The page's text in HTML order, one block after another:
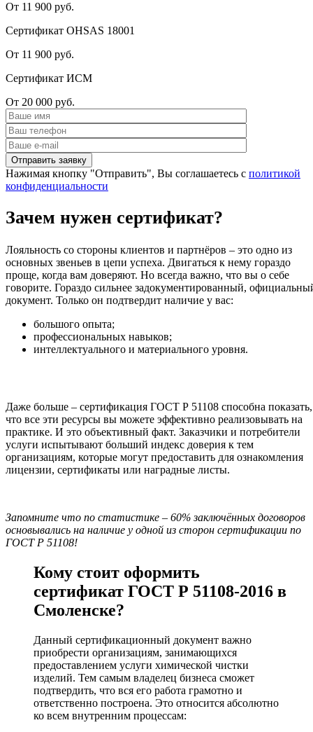
От 11 900 руб.
Сертификат OHSAS 18001
От 11 900 руб.
Сертификат ИСМ
От 20 000 руб.
Нажимая кнопку "Отправить", Вы соглашаетесь с политикой
конфиденциальности
Зачем нужен сертификат?
Лояльность со стороны клиентов и партнёров – это одно из
основных звеньев в цепи успеха. Двигаться к нему гораздо
проще, когда вам доверяют. Но всегда важно, что вы о себе
говорите. Гораздо сильнее задокументированный,
документ. Только он подтвердит наличие у вас:
большого опыта;
профессиональных навыков;
интеллектуального и материального уровня.
Даже больше – сертификация ГОСТ Р 51108 способна показать,
что все эти ресурсы вы можете эффективно реализовывать на
практике. И это объективный факт. Заказчики и потребители
услуги испытывают больший индекс доверия к тем
организациям, которые могут предоставить для ознакомления
лицензии, сертификаты или наградные листы.
Запомните что по статистике – 60% заключённых договоров
основывались на наличие у одной из сторон сертификации по
ГОСТ Р 51108!
Кому стоит оформить
сертификат ГОСТ Р 51108-2016 в
Смоленске?
Данный сертификационный документ важно
приобрести организациям, занимающихся
предоставлением услуги химической чистки
изделий. Тем самым владелец бизнеса сможет
подтвердить, что вся его работа грамотно и
ответственно построена. Это относится абсолютно
ко всем внутренним процессам: